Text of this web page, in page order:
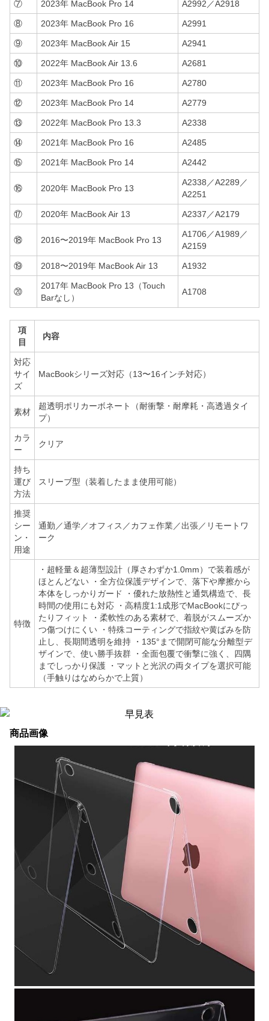
⑦ 2023年 MacBook Pro 14 A2992／A2918
⑧ 2023年 MacBook Pro 16 A2991
⑨ 2023年 MacBook Air 15 A2941
⑩ 2022年 MacBook Air 13.6 A2681
⑪ 2023年 MacBook Pro 16 A2780
⑫ 2023年 MacBook Pro 14 A2779
⑬ 2022年 MacBook Pro 13.3 A2338
⑭ 2021年 MacBook Pro 16 A2485
⑮ 2021年 MacBook Pro 14 A2442
⑯ 2020年 MacBook Pro 13
A2338／A2289／
A2251
⑰ 2020年 MacBook Air 13 A2337／A2179
⑱ 2016〜2019年 MacBook Pro 13
A1706／A1989／
A2159
⑲ 2018〜2019年 MacBook Air 13 A1932
⑳
2017年 MacBook Pro 13（Touch
Barなし）
A1708
項
目
内容
対応
サイ
ズ
MacBookシリーズ対応（13〜16インチ対応）
素材
超透明ポリカーボネート（耐衝撃・耐摩耗・高透過タイ
プ）
カラ
ー
クリア
持ち
運び
方法
スリーブ型（装着したまま使用可能）
推奨
シー
ン・
用途
通勤／通学／オフィス／カフェ作業／出張／リモートワ
ーク
特徴
・超軽量＆超薄型設計（厚さわずか1.0mm）で装着感が
ほとんどない ・全方位保護デザインで、落下や摩擦から
本体をしっかりガード ・優れた放熱性と通気構造で、長
時間の使用にも対応 ・高精度1:1成形でMacBookにぴっ
たりフィット ・柔軟性のある素材で、着脱がスムーズか
つ傷つけにくい ・特殊コーティングで指紋や黄ばみを防
止し、長期間透明を維持 ・135°まで開閉可能な分離型デ
ザインで、使い勝手抜群 ・全面包覆で衝撃に強く、四隅
までしっかり保護 ・マットと光沢の両タイプを選択可能
（手触りはなめらかで上質）
商品画像